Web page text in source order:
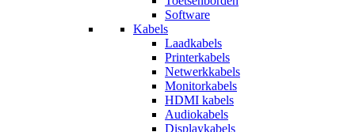
Software
Kabels
Laadkabels
Printerkabels
Netwerkkabels
Monitorkabels
HDMI kabels
Audiokabels
Displaykabels